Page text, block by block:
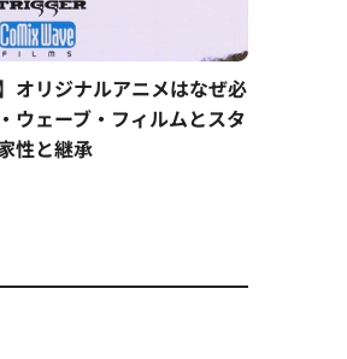
オリジナルアニメはなぜ必
ウェーブ・フィルムとスタ
性と継承